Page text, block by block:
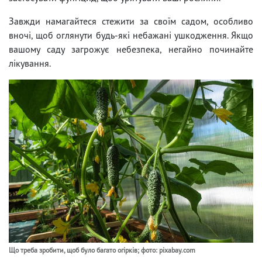
Завжди намагайтеся стежити за своїм садом, особливо
вночі, щоб оглянути будь-які небажані ушкодження. Якщо
вашому саду загрожує небезпека, негайно починайте
лікування.
Що треба зробити, щоб було багато огірків; фото: pixabay.com